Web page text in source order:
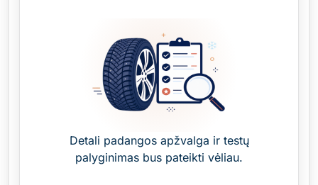
Detali padangos apžvalga ir testų
palyginimas bus pateikti vėliau.